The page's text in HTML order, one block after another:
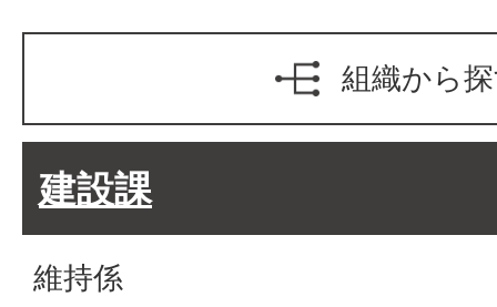
組織から
建設課
維持係